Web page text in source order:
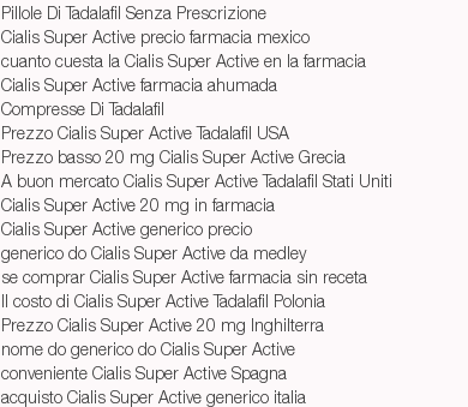
Pillole Di Tadalafil Senza Prescrizione
Cialis Super Active precio farmacia mexico
cuanto cuesta la Cialis Super Active en la farmacia
Cialis Super Active farmacia ahumada
Compresse Di Tadalafil
Prezzo Cialis Super Active Tadalafil USA
Prezzo basso 20 mg Cialis Super Active Grecia
A buon mercato Cialis Super Active Tadalafil Stati Uniti
Cialis Super Active 20 mg in farmacia
Cialis Super Active generico precio
generico do Cialis Super Active da medley
se comprar Cialis Super Active farmacia sin receta
Il costo di Cialis Super Active Tadalafil Polonia
Prezzo Cialis Super Active 20 mg Inghilterra
nome do generico do Cialis Super Active
conveniente Cialis Super Active Spagna
acquisto Cialis Super Active generico italia